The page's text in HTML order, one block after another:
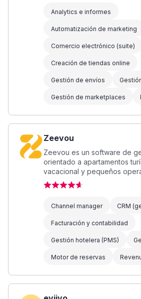
Analytics e informes
Automatización de marketing
Comercio electrónico (suite)
Creación de tiendas online
Gestión de envíos
Gestión de marketplaces
Zeevou
Zeevou es un software de
orientado a apartamentos
vacacional y pequeños
Channel manager CRM
Facturación y contabilidad
Gestión hotelera (PMS)
Motor de reservas